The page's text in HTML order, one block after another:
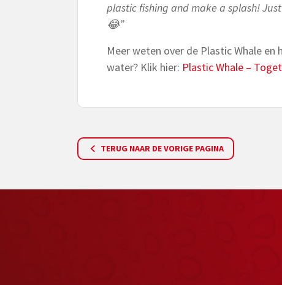
plastic fishing and make a splash!
😂”
Meer weten over de Plastic Whale
water? Klik hier: Plastic Whale –
TERUG NAAR DE VORIGE PAGINA